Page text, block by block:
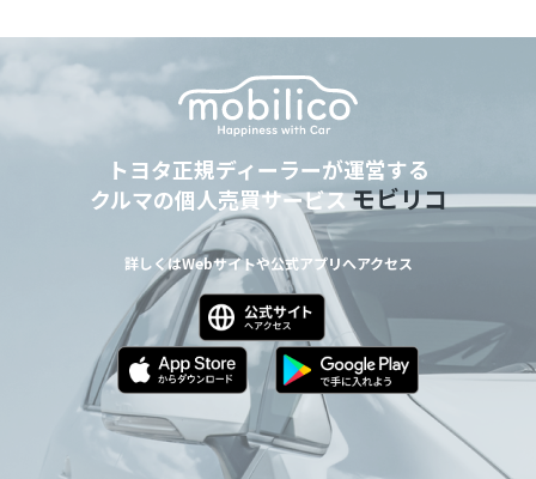
トヨタ正規ディーラーが運営する
クルマの個人売買サービスモビリコ
詳しくはWebサイトや公式アプリへアクセス